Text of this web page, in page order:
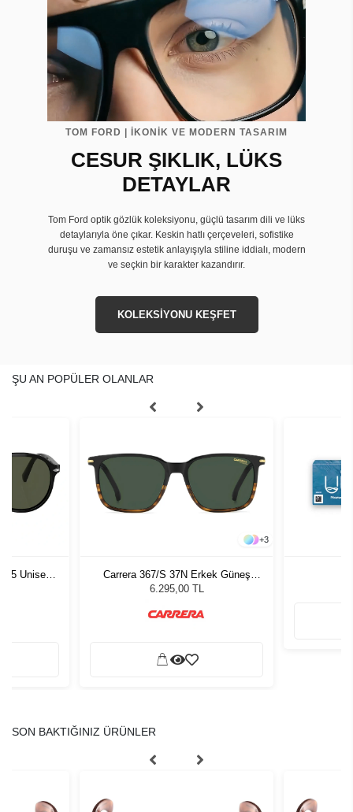
TOM FORD | İKONİK VE MODERN TASARIM
CESUR ŞIKLIK, LÜKS
DETAYLAR
Tom Ford optik gözlük koleksiyonu, güçlü tasarım dili ve lüks
detaylarıyla öne çıkar. Keskin hatlı çerçeveleri, sofistike
duruşu ve zamansız estetik anlayışıyla stiline iddialı, modern
ve seçkin bir karakter kazandırır.
KOLEKSİYONU KEŞFET
ŞU AN POPÜLER OLANLAR
55 Unisex
+3
Carrera 367/S 37N Erkek Güneş
Gözlüğü
6.295,00 TL
SON BAKTIĞINIZ ÜRÜNLER